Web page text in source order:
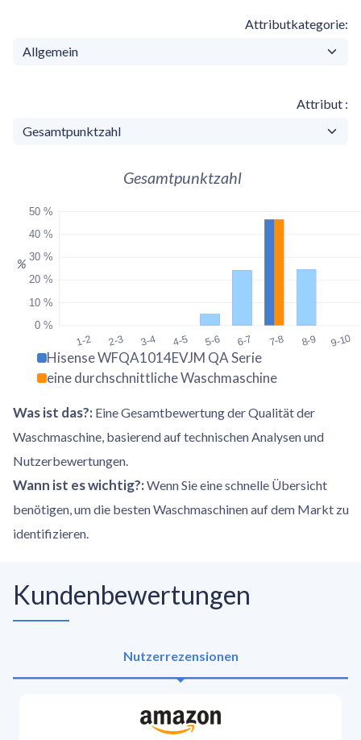
Attributkategorie
Attribut
Gesamtpunktzahl
1-2 2-3 3-4 4-5 5-6 6-7 7-8 8-9 9-10
0 %
10 %
20 %
30 %
40 %
50 %
%
Hisense WFQA1014EVJM QA Serie
eine durchschnittliche Waschmaschine
Was ist das?: Eine Gesamtbewertung der Qualität der
Waschmaschine, basierend auf technischen Analysen und
Nutzerbewertungen.
Wann ist es wichtig?: Wenn Sie eine schnelle Übersicht
benötigen, um die besten Waschmaschinen auf dem Markt zu
identifizieren.
Kundenbewertungen
Nutzerrezensionen